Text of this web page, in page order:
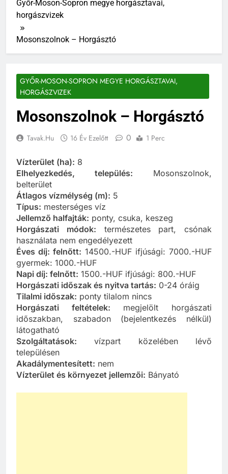
Győr-Moson-Sopron megye horgásztavai,
horgászvizek
Mosonszolnok – Horgásztó
GYŐR-MOSON-SOPRON MEGYE HORGÁSZTAVAI,
HORGÁSZVIZEK
Mosonszolnok – Horgásztó
Tavak.hu 16 Év Ezelőtt 0 1 Perc
Vízterület (ha): 8
Elhelyezkedés, település: Mosonszolnok,
belterület
Átlagos vízmélység (m): 5
Típus: mesterséges víz
Jellemző halfajták: ponty, csuka, keszeg
Horgászati módok: természetes part, csónak
használata nem engedélyezett
Éves díj: felnőtt: 14500.-HUF ifjúsági: 7000.-HUF
gyermek: 1000.-HUF
Napi díj: felnőtt: 1500.-HUF ifjúsági: 800.-HUF
Horgászati időszak és nyitva tartás: 0-24 óráig
Tilalmi időszak: ponty tilalom nincs
Horgászati feltételek: megjelölt horgászati
időszakban, szabadon (bejelentkezés nélkül)
látogatható
Szolgáltatások: vízpart közelében lévő
településen
Akadálymentesített: nem
Vízterület és környezet jellemzői: Bányató